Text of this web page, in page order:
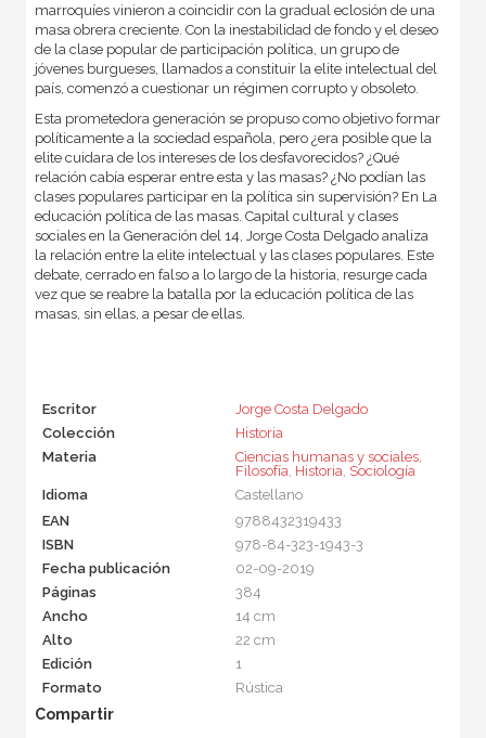
marroquíes vinieron a coincidir con la gradual eclosión de una
masa obrera creciente. Con la inestabilidad de fondo y el deseo
de la clase popular de participación política, un grupo de
jóvenes burgueses, llamados a constituir la elite intelectual del
país, comenzó a cuestionar un régimen corrupto y obsoleto.
Esta prometedora generación se propuso como objetivo formar
políticamente a la sociedad española, pero ¿era posible que la
elite cuidara de los intereses de los desfavorecidos? ¿Qué
relación cabía esperar entre esta y las masas? ¿No podían las
clases populares participar en la política sin supervisión? En La
educación política de las masas. Capital cultural y clases
sociales en la Generación del 14, Jorge Costa Delgado analiza
la relación entre la elite intelectual y las clases populares. Este
debate, cerrado en falso a lo largo de la historia, resurge cada
vez que se reabre la batalla por la educación política de las
masas, sin ellas, a pesar de ellas.
Escritor
Jorge Costa Delgado
Colección
Historia
Materia
Ciencias humanas y sociales,
Filosofía Historia Sociología
Idioma
Castellano
EAN
9788432319433
ISBN
978-84-323-1943-3
Fecha publicación
02-09-2019
Páginas
384
Ancho
14 cm
Alto
22 cm
Edición
1
Formato
Rústica